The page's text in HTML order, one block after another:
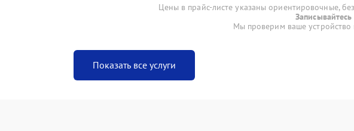
Цены в прайс-листе указаны ориентировочные,
Мы проверим ваше устройство
Показать все услуги